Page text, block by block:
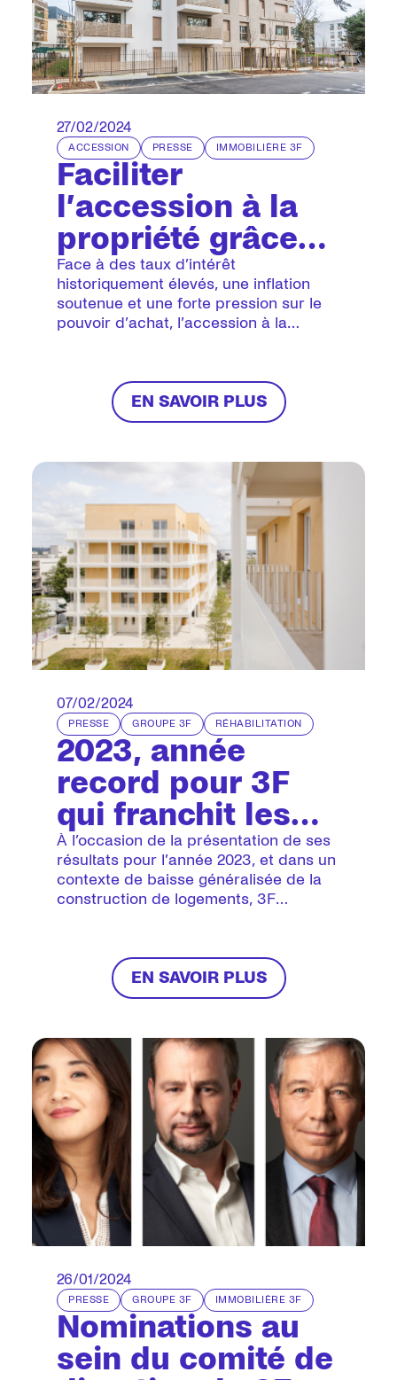
27/02/2024
ACCESSION PRESSE IMMOBILIÈRE 3F
Faciliter
l’accession à la
propriété grâce
au bail réel
solidaire : une
première en Île-
Face à des taux d’intérêt
historiquement élevés, une inflation
soutenue et une forte pression sur le
pouvoir d’achat, l’accession à la
coût du foncier atteint des sommets.
EN SAVOIR PLUS
07/02/2024
PRESSE GROUPE 3F RÉHABILITATION
2023, année
record pour 3F
qui franchit les
300 000
logements et
accélère sa
À l’occasion de la présentation de ses
résultats pour l’année 2023, et dans un
contexte de baisse généralisée de la
construction de logements, 3F
Groupe Action Logement.
EN SAVOIR PLUS
26/01/2024
PRESSE GROUPE 3F IMMOBILIÈRE 3F
Nominations au
sein du comité de